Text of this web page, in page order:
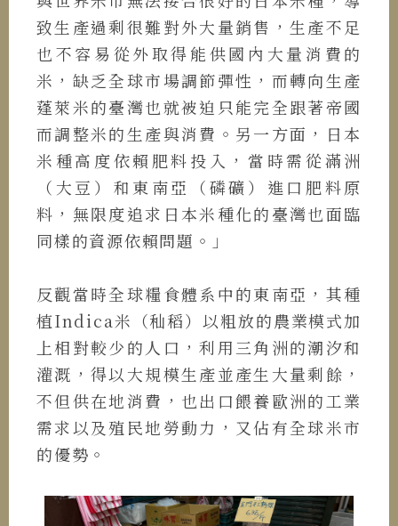
致生產過剩很難對外大量銷售，生產不足
也不容易從外取得能供國內大量消費的
米，缺乏全球市場調節彈性，而轉向生產
蓬萊米的臺灣也就被迫只能完全跟著帝國
而調整米的生產與消費。另一方面，日本
米種高度依賴肥料投入，當時需從滿洲
（大豆）和東南亞（磷礦）進口肥料原
料，無限度追求日本米種化的臺灣也面臨
同樣的資源依賴問題。」
反觀當時全球糧食體系中的東南亞，其種
植Indica米（秈稻）以粗放的農業模式加
上相對較少的人口，利用三角洲的潮汐和
灌溉，得以大規模生產並產生大量剩餘，
不但供在地消費，也出口餵養歐洲的工業
需求以及殖民地勞動力，又佔有全球米市
的優勢。